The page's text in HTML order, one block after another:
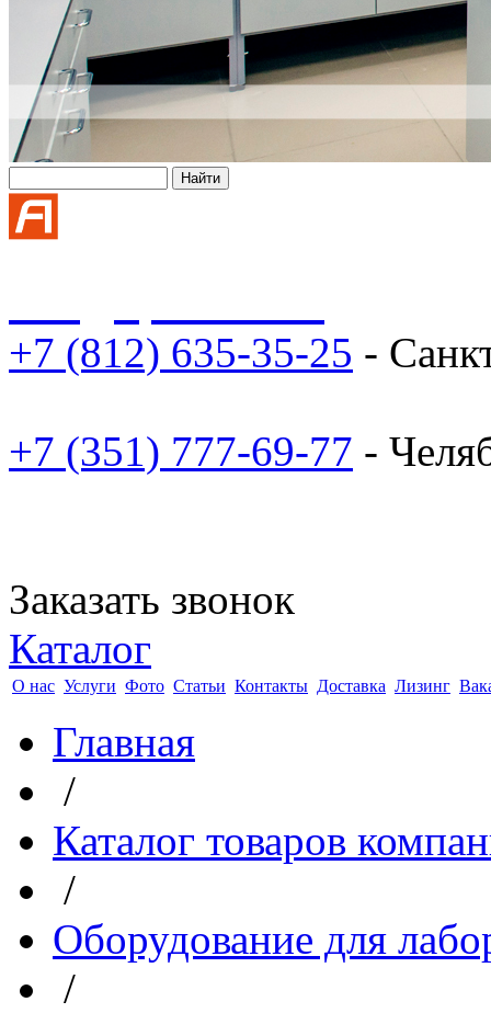
+7 (812) 635-35-25 -
+7 (351) 777-69-77 -
Заказать звонок
Каталог
О нас Услуги Фото Статьи Контакты Доставка Лизинг
Главная
/
Каталог товаров
/
Оборудование для
/